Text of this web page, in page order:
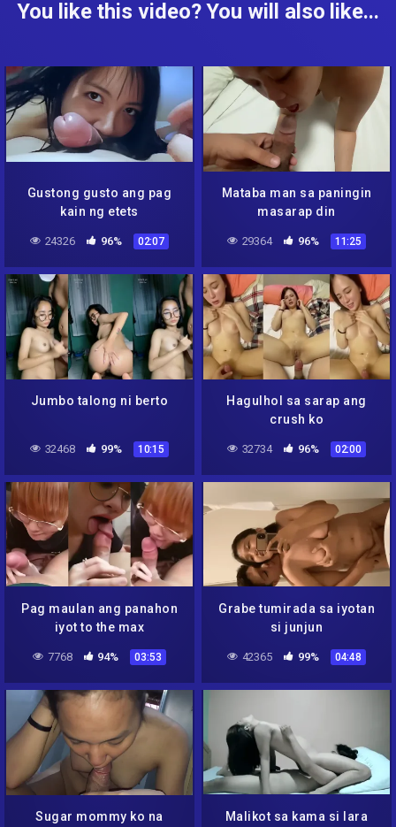
You like this video? You will also like...
Gustong gusto ang pag
kain ng etets
24326 96% 02:07
Mataba man sa paningin
masarap din
29364 96% 11:25
Jumbo talong ni berto
32468 99% 10:15
Hagulhol sa sarap ang
crush ko
32734 96% 02:00
Pag maulan ang panahon
iyot to the max
7768 94% 03:53
Grabe tumirada sa iyotan
si junjun
42365 99% 04:48
Sugar mommy ko na
Malikot sa kama si lara